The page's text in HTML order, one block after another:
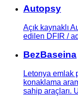
Autopsy
Açık kaynaklı
edilen DFIR /
BezBaseina
Letonya emlak
konaklama
sahip araçları.